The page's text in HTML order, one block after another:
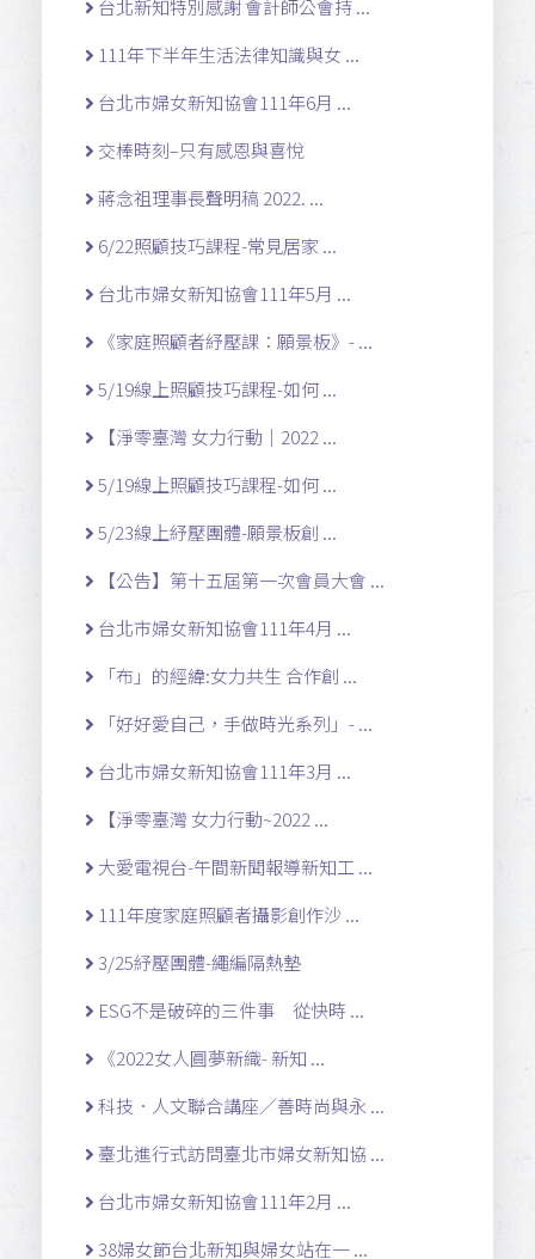
台北新知特別感謝 會計師公會持 ...
111年下半年生活法律知識與女 ...
台北市婦女新知協會111年6月 ...
交棒時刻–只有感恩與喜悅
蔣念祖理事長聲明稿 2022. ...
6/22照顧技巧課程-常見居家 ...
台北市婦女新知協會111年5月 ...
《家庭照顧者紓壓課：願景板》- ...
5/19線上照顧技巧課程-如何 ...
【淨零臺灣 女力行動｜2022 ...
5/19線上照顧技巧課程-如何 ...
5/23線上紓壓團體-願景板創 ...
【公告】第十五屆第一次會員大會 ...
台北市婦女新知協會111年4月 ...
「布」的經緯:女力共生 合作創 ...
「好好愛自己，手做時光系列」- ...
台北市婦女新知協會111年3月 ...
【淨零臺灣 女力行動~2022 ...
大愛電視台-午間新聞報導新知工 ...
111年度家庭照顧者攝影創作沙 ...
3/25紓壓團體-繩編隔熱墊
ESG不是破碎的三件事 從快時 ...
《2022女人圓夢新織- 新知 ...
科技．人文聯合講座／善時尚與永 ...
臺北進行式訪問臺北市婦女新知協 ...
台北市婦女新知協會111年2月 ...
38婦女節台北新知與婦女站在一 ...